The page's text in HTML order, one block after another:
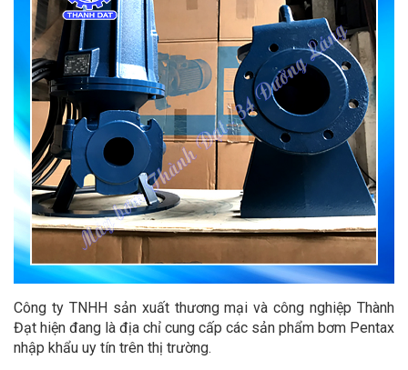
Công ty TNHH sản xuất thương mại và công nghiệp Thành
Đạt hiện đang là địa chỉ cung cấp các sản phẩm bơm Pentax
nhập khẩu uy tín trên thị trường.